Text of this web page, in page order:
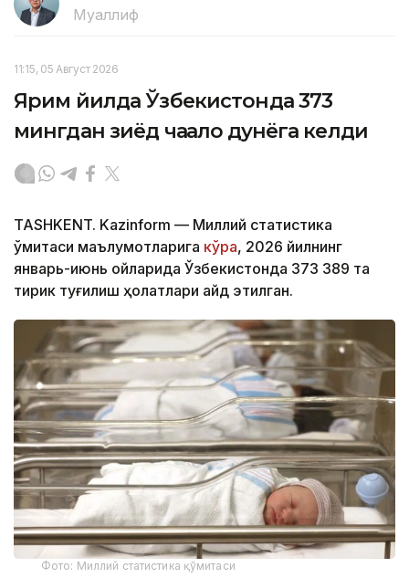
Муаллиф
11:15, 05 Август 2026
Ярим йилда Ўзбекистонда 373
мингдан зиёд чақалоқ дунёга келди
TASHKENT. Kazinform — Миллий статистика
қўмитаси маълумотларига кўра, 2026 йилнинг
январь-июнь ойларида Ўзбекистонда 373 389 та
тирик туғилиш ҳолатлари қайд этилган.
Фото: Миллий статистика қўмитаси